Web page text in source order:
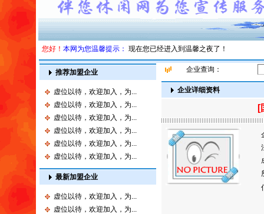
您好！ 本网为您温馨提示： 现在您已经进入到温馨之夜了！
推荐加盟企业
虚位以待，欢迎加入，为...
虚位以待，欢迎加入，为...
虚位以待，欢迎加入，为...
虚位以待，欢迎加入，为...
虚位以待，欢迎加入，为...
虚位以待，欢迎加入，为...
最新加盟企业
虚位以待，欢迎加入，为...
虚位以待，欢迎加入，为...
企业查询：
企业详细资料
[